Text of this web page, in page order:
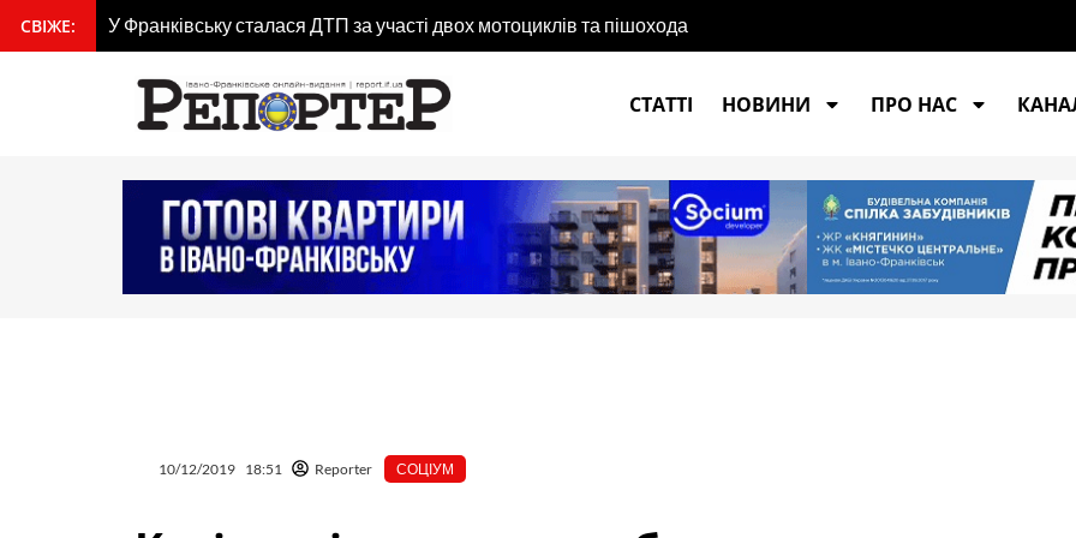
вмісту
СВІЖЕ: У Франківську сталася ДТП за участі двох мотоциклів та пішохода
СТАТТІ
НОВИНИ ПРО НАС
10/12/2019 18:51 Reporter СОЦІУМ